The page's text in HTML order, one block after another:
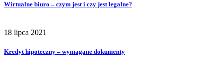
Wirtualne biuro – czym jest i czy jest legalne?
18 lipca 2021
Kredyt hipoteczny – wymagane dokumenty